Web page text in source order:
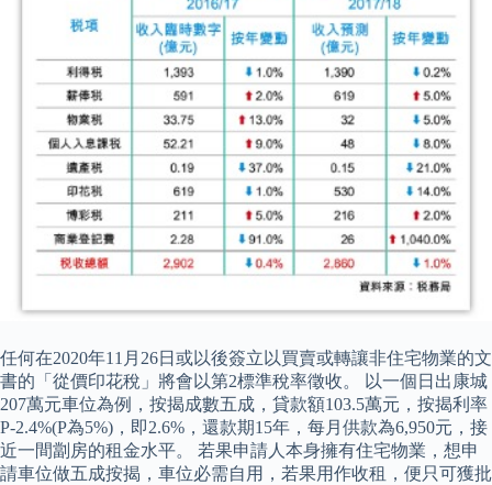
任何在2020年11月26日或以後簽立以買賣或轉讓非住宅物業的文
書的「從價印花稅」將會以第2標準稅率徵收。 以一個日出康城
207萬元車位為例，按揭成數五成，貸款額103.5萬元，按揭利率
P-2.4%(P為5%)，即2.6%，還款期15年，每月供款為6,950元，接
近一間劏房的租金水平。 若果申請人本身擁有住宅物業，想申
請車位做五成按揭，車位必需自用，若果用作收租，便只可獲批